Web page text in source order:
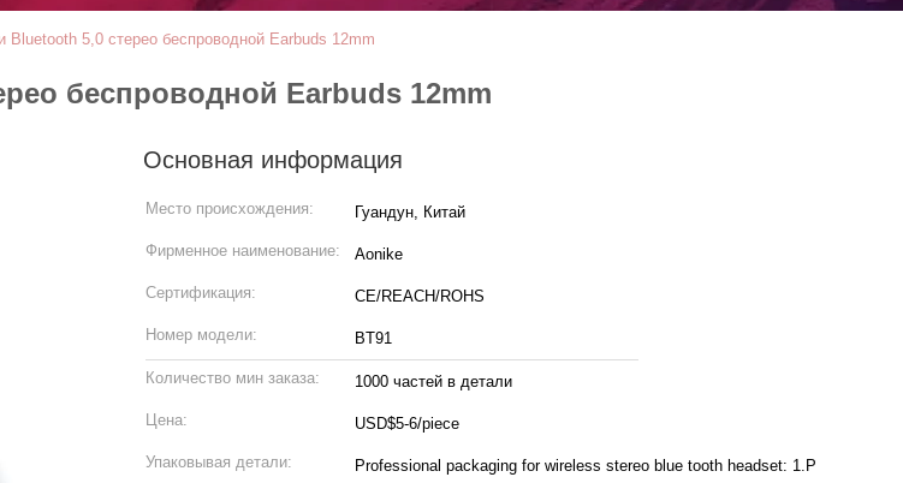
5,0 стерео беспроводной Earbuds 12mm
беспроводной Earbuds 12mm
Основная информация
Место происхождения: Гуандун, Китай
Фирменное наименование: Aonike
Сертификация: CE/REACH/ROHS
Номер модели: BT91
Количество мин заказа: 1000 частей в детали
Цена: USD$5-6/piece
Упаковывая детали: Professional packaging for wireless stereo blue tooth headset: 1.PE